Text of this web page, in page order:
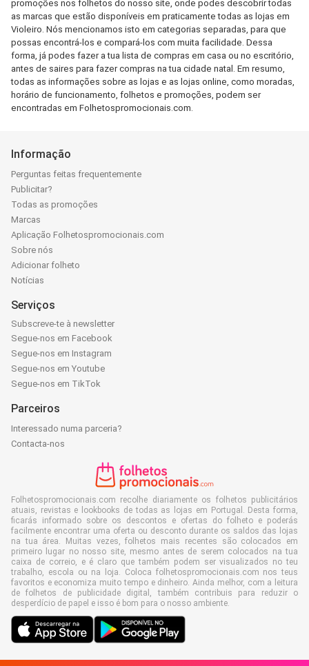
promoções nos folhetos do nosso site, onde podes descobrir todas
as marcas que estão disponíveis em praticamente todas as lojas em
Violeiro. Nós mencionamos isto em categorias separadas, para que
possas encontrá-los e compará-los com muita facilidade. Dessa
forma, já podes fazer a tua lista de compras em casa ou no escritório,
antes de saires para fazer compras na tua cidade natal. Em resumo,
todas as informações sobre as lojas e as lojas online, como moradas,
horário de funcionamento, folhetos e promoções, podem ser
encontradas em Folhetospromocionais.com.
Informação
Perguntas feitas frequentemente
Publicitar?
Todas as promoções
Marcas
Aplicação Folhetospromocionais.com
Sobre nós
Adicionar folheto
Notícias
Serviços
Subscreve-te à newsletter
Segue-nos em Facebook
Segue-nos em Instagram
Segue-nos em Youtube
Segue-nos em TikTok
Parceiros
Interessado numa parceria?
Contacta-nos
Folhetospromocionais.com recolhe diariamente os folhetos publicitários
atuais, revistas e lookbooks de todas as lojas em Portugal. Desta forma,
ficarás informado sobre os descontos e ofertas do folheto e poderás
facilmente encontrar uma oferta ou desconto durante os saldos das lojas
na tua área. Muitas vezes, folhetos mais recentes são colocados em
primeiro lugar no nosso site, mesmo antes de serem colocados na tua
caixa de correio, e é claro que também podem ser visualizados no teu
trabalho, escola ou na loja. Coloca folhetospromocionais.com nos teus
favoritos e economiza muito tempo e dinheiro. Ainda melhor, com a leitura
de folhetos de publicidade digital, também contribuis para reduzir o
desperdício de papel e isso é bom para o nosso ambiente.